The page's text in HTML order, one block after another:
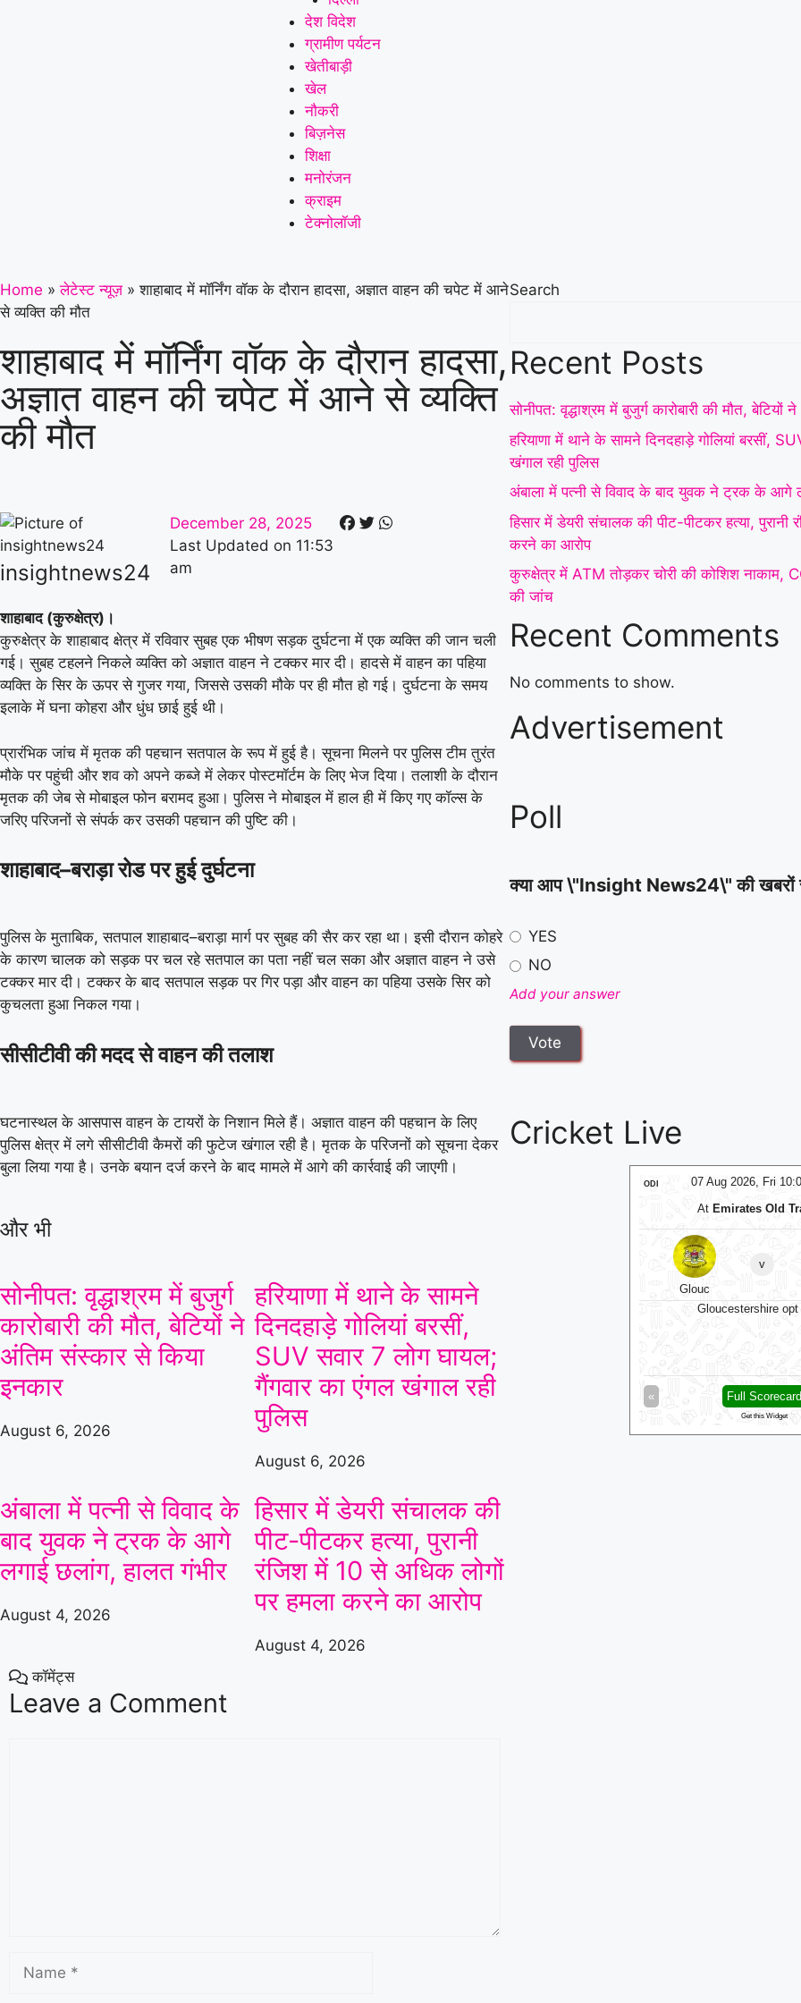
देश विदेश
ग्रामीण पर्यटन
खेतीबाड़ी
खेल
नौकरी
बिज़नेस
शिक्षा
मनोरंजन
क्राइम
टेक्नोलॉजी
Home » लेटेस्ट न्यूज़ » शाहाबाद में मॉर्निंग वॉक के दौरान हादसा, अज्ञात वाहन की चपेट में आने
से व्यक्ति की मौत
शाहाबाद में मॉर्निंग वॉक के दौरान हादसा,
अज्ञात वाहन की चपेट में आने से व्यक्ति
की मौत
insightnews24
December 28, 2025
Last Updated on 11:53
am
शाहाबाद (कुरुक्षेत्र)।
कुरुक्षेत्र के शाहाबाद क्षेत्र में रविवार सुबह एक भीषण सड़क दुर्घटना में एक व्यक्ति की जान चली
गई। सुबह टहलने निकले व्यक्ति को अज्ञात वाहन ने टक्कर मार दी। हादसे में वाहन का पहिया
व्यक्ति के सिर के ऊपर से गुजर गया, जिससे उसकी मौके पर ही मौत हो गई। दुर्घटना के समय
इलाके में घना कोहरा और धुंध छाई हुई थी।
प्रारंभिक जांच में मृतक की पहचान सतपाल के रूप में हुई है। सूचना मिलने पर पुलिस टीम तुरंत
मौके पर पहुंची और शव को अपने कब्जे में लेकर पोस्टमॉर्टम के लिए भेज दिया। तलाशी के दौरान
मृतक की जेब से मोबाइल फोन बरामद हुआ। पुलिस ने मोबाइल में हाल ही में किए गए कॉल्स के
जरिए परिजनों से संपर्क कर उसकी पहचान की पुष्टि की।
शाहाबाद–बराड़ा रोड पर हुई दुर्घटना
पुलिस के मुताबिक, सतपाल शाहाबाद–बराड़ा मार्ग पर सुबह की सैर कर रहा था। इसी दौरान कोहरे
के कारण चालक को सड़क पर चल रहे सतपाल का पता नहीं चल सका और अज्ञात वाहन ने उसे
टक्कर मार दी। टक्कर के बाद सतपाल सड़क पर गिर पड़ा और वाहन का पहिया उसके सिर को
कुचलता हुआ निकल गया।
सीसीटीवी की मदद से वाहन की तलाश
घटनास्थल के आसपास वाहन के टायरों के निशान मिले हैं। अज्ञात वाहन की पहचान के लिए
पुलिस क्षेत्र में लगे सीसीटीवी कैमरों की फुटेज खंगाल रही है। मृतक के परिजनों को सूचना देकर
बुला लिया गया है। उनके बयान दर्ज करने के बाद मामले में आगे की कार्रवाई की जाएगी।
और भी
सोनीपत: वृद्धाश्रम में बुजुर्ग
कारोबारी की मौत, बेटियों ने
अंतिम संस्कार से किया
इनकार
August 6, 2026
हरियाणा में थाने के सामने
दिनदहाड़े गोलियां बरसीं,
SUV सवार 7 लोग घायल;
गैंगवार का एंगल खंगाल रही
पुलिस
August 6, 2026
अंबाला में पत्नी से विवाद के
बाद युवक ने ट्रक के आगे
लगाई छलांग, हालत गंभीर
August 4, 2026
हिसार में डेयरी संचालक की
पीट-पीटकर हत्या, पुरानी
रंजिश में 10 से अधिक लोगों
पर हमला करने का आरोप
August 4, 2026
Search
Recent Posts
सोनीपत: वृद्धाश्रम में बुजुर्ग कारोबारी की मौत,
हरियाणा में थाने के सामने दिनदहाड़े गोलियां बरसीं,
खंगाल रही पुलिस
अंबाला में पत्नी से विवाद के बाद युवक ने ट्रक के आगे
हिसार में डेयरी संचालक की पीट-पीटकर हत्या,
करने का आरोप
कुरुक्षेत्र में ATM तोड़कर चोरी की कोशिश
की जांच
Recent Comments
No comments to show.
Advertisement
Poll
क्या आप \"Insight News24\" की खबरों
YES
NO
Add your answer
Cricket Live
Derbyshire
Yorkshire
Match starts at Aug 07, 10:00 GMT
»
Full Scorecard
Essex
Match starts at Aug 07, 10:00 GMT
« Full Scorecard
07 Aug 2026, Fri
ODI
At Emirates Old
Glouc
v
Gloucestershire
« Full Scorecard
Get this Widget
कॉमेंट्स
Leave a Comment